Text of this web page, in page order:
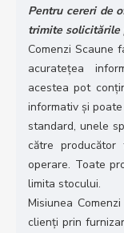
Pentru cereri de
trimite solicitările
Comenzi Scaune
acuratețea
acestea pot
informativ şi
standard, unele
către
operare. Toate
limita stocului.
Misiunea
clienţi prin